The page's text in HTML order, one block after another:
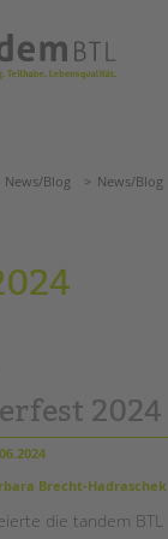
HILFEN
News/Blog
News/Blog News/Blog
2024
Brecht-Hadraschek
die tandem BTL